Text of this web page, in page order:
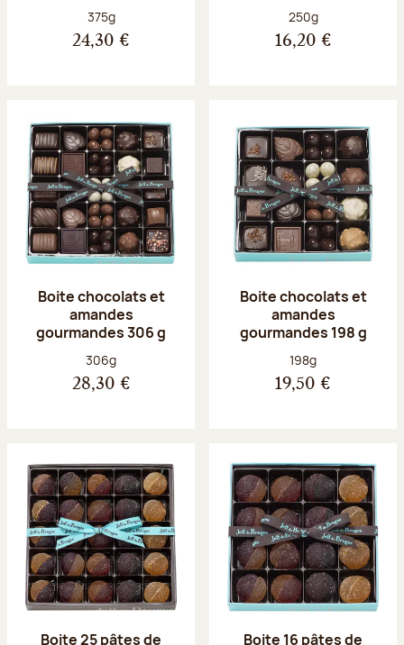
Poids net :
375g
24,30 €
Poids net :
250g
16,20 €
Boite chocolats et
amandes
gourmandes 306 g
Poids net :
306g
28,30 €
Boite chocolats et
amandes
gourmandes 198 g
Poids net :
198g
19,50 €
Boite 25 pâtes de Boite 16 pâtes de